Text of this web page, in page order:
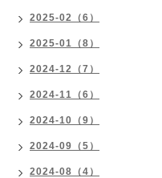
2025-02（6）
2025-01（8）
2024-12（7）
2024-11（6）
2024-10（9）
2024-09（5）
2024-08（4）